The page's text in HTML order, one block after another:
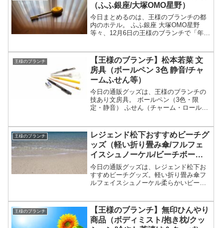
（ふふ銀座/大塚OMO星野）
今日まとめるのは、王様のブランチの都
内のホテル。 ふふ銀座 大塚OMO星野
等々、12月6日の王様のブランチで「年末
はイメージです）王様のブランチ 都内の
ホテルホテルの特...
王様のブランチ
【王様のブランチ】松本若菜 文
房具（ボールペン 3色 静音/チャ
ームふせん等）
今日の通販グッズは、王様のブランチの
技あり文房具。 ボールペン（3色・限
定・静音） ふせん（チャーム・ロール）
（画像はイメージです）王様のブランチ
文房具文房具の特集...
王様のブランチ
レジェンド松下おすすめビーチグ
ッズ（軽い折り畳み傘/フルフェ
イスシュノーケル/ビーチボー
ル）【王様のブランチ】
今日の通販グッズは、レジェンド松下お
すすめビーチグッズ。軽い折り畳み傘フ
ルフェイスシュノーケル柔らかいビーチ
たレジェンド松下おすすめビーチグッズ
についてです。（画像は...
王様のブランチ
【王様のブランチ】無印ひんやり
商品（ボディミスト/抱き枕/クッ